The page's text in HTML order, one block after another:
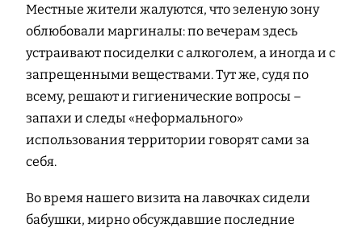
Местные жители жалуются, что зеленую зону
облюбовали маргиналы: по вечерам здесь
устраивают посиделки с алкоголем, а иногда и с
запрещенными веществами. Тут же, судя по
всему, решают и гигиенические вопросы –
запахи и следы «неформального»
использования территории говорят сами за
себя.
Во время нашего визита на лавочках сидели
бабушки, мирно обсуждавшие последние